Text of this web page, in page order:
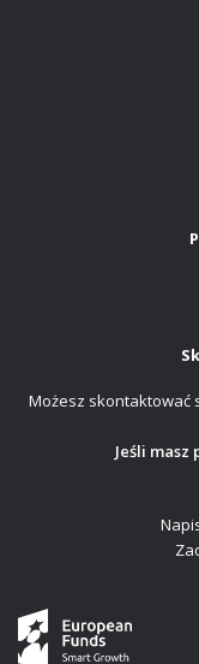
Możesz skontaktować
Jeśli masz